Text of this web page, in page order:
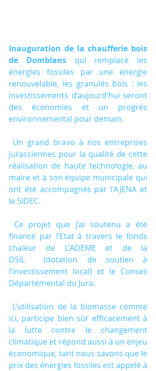
Inauguration de la chaufferie bois
de Domblans qui remplace les
énergies fossiles par une énergie
renouvelable, les granulés bois : les
investissements d’aujourd’hui seront
des économies et un progrès
environnemental pour demain.
Un grand bravo à nos entreprises
jurassiennes pour la qualité de cette
réalisation de haute technologie, au
maire et à son équipe municipale qui
ont été accompagnés par l'AJENA et
le SIDEC.
financé par l’Etat à travers le fonds
chaleur de L'ADEME et de la
DSIL  (dotation de soutien à
l’investissement local) et le Conseil
Départemental du Jura.
L’utilisation de la biomasse comme
ici, participe bien sûr efficacement à
la lutte contre le changement
climatique et répond aussi à un enjeu
économique, tant nous savons que le
prix des énergies fossiles est appelé à